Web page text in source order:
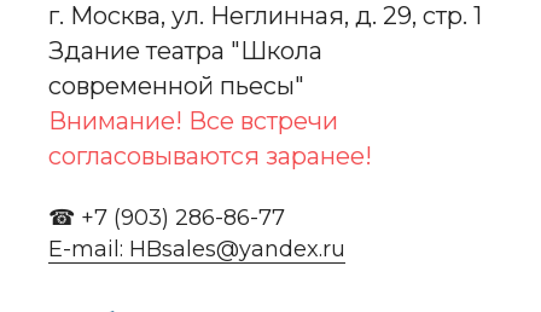
г. Москва, ул. Неглинная, д. 29, стр. 1
Здание театра "Школа
современной пьесы"
Внимание! Все встречи
согласовываются заранее!
☎ +7 (903) 286-86-77
E-mail: HBsales@yandex.ru